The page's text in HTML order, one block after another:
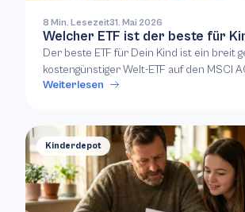
8 Min. Lesezeit31. Mai 2026
Welcher ETF ist der beste für
Der beste ETF für Dein Kind ist ein breit
kostengünstiger Welt-ETF auf den MSCI
Weiterlesen
Kinderdepot